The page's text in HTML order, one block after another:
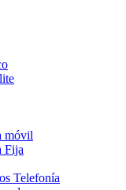
móvil
Fija
Telefonía